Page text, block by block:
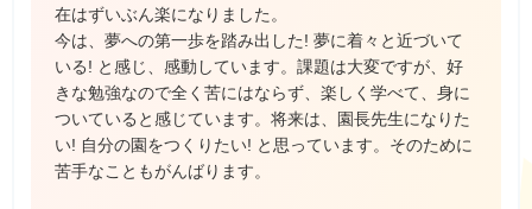
在はずいぶん楽になりました。
今は、夢への第一歩を踏み出した! 夢に着々と近づいて
いる! と感じ、感動しています。課題は大変ですが、好
きな勉強なので全く苦にはならず、楽しく学べて、身に
ついていると感じています。将来は、園長先生になりた
い! 自分の園をつくりたい! と思っています。そのために
苦手なこともがんばります。